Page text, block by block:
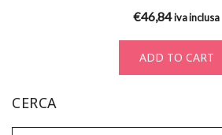
€46,84iva inclusa
ADD TO CART
CERCA